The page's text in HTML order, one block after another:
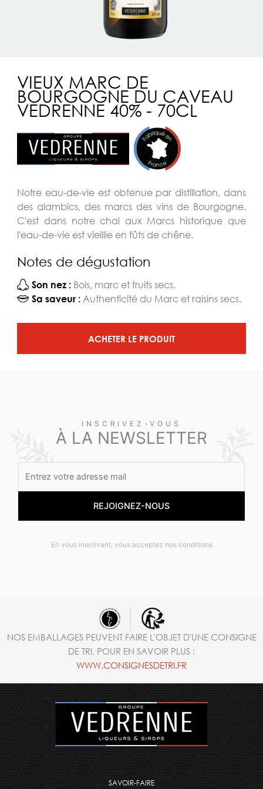
VIEUX MARC DE
BOURGOGNE DU CAVEAU
VEDRENNE 40% - 70CL
Notre eau-de-vie est obtenue par distillation, dans
des alambics, des marcs des vins de Bourgogne.
C'est dans notre chai aux Marcs historique que
l'eau-de-vie est vieillie en fûts de chêne.
Notes de dégustation
Son nez : Bois, marc et fruits secs.
Sa saveur : Authenticité du Marc et raisins secs.
ACHETER LE PRODUIT
INSCRIVEZ-VOUS
À LA NEWSLETTER
En vous inscrivant, vous acceptez nos conditions
NOS EMBALLAGES PEUVENT FAIRE L'OBJET D'UNE CONSIGNE
DE TRI, POUR EN SAVOIR PLUS :
WWW.CONSIGNESDETRI.FR
SAVOIR-FAIRE